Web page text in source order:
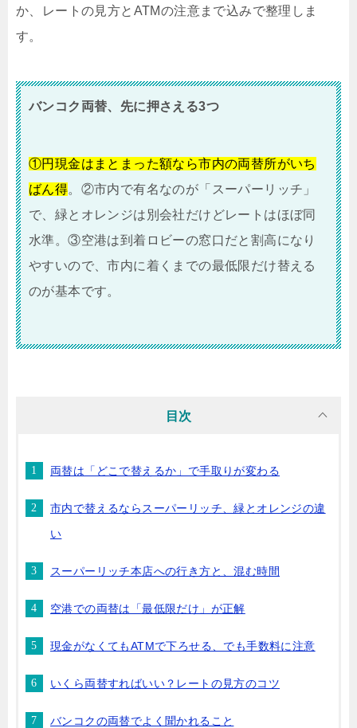
か、レートの見方とATMの注意まで込みで整理しま
す。
バンコク両替、先に押さえる3つ
①円現金はまとまった額なら市内の両替所がいち
ばん得。②市内で有名なのが「スーパーリッチ」
で、緑とオレンジは別会社だけどレートはほぼ同
水準。③空港は到着ロビーの窓口だと割高になり
やすいので、市内に着くまでの最低限だけ替える
のが基本です。
目次
両替は「どこで替えるか」で手取りが変わる
市内で替えるならスーパーリッチ、緑とオレンジの違
い
スーパーリッチ本店への行き方と、混む時間
空港での両替は「最低限だけ」が正解
現金がなくてもATMで下ろせる、でも手数料に注意
いくら両替すればいい？レートの見方のコツ
バンコクの両替でよく聞かれること